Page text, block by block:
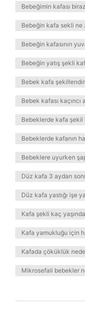
Bebeğimin kafası
Bebeğin kafa sekli ne
Bebeğin kafasının
Bebeğin yatış şekli
Bebek kafa
Bebek kafası
Bebeklerde kafa
Bebeklerde kafanın
Bebeklere uyurken
Düz kafa 3 aydan
Düz kafa yastığı işe
Kafa şekli kaç
Kafa yamukluğu için
Kafada çöküklük
Mikrosefali bebekler